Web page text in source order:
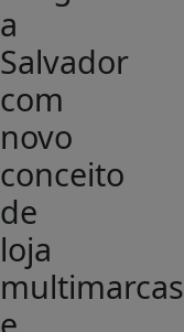
a
Salvador
com
novo
conceito
de
loja
multimarcas